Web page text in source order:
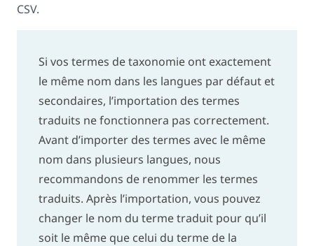
CSV.
Si vos termes de taxonomie ont exactement
le même nom dans les langues par défaut et
secondaires, l’importation des termes
traduits ne fonctionnera pas correctement.
Avant d’importer des termes avec le même
nom dans plusieurs langues, nous
recommandons de renommer les termes
traduits. Après l’importation, vous pouvez
changer le nom du terme traduit pour qu’il
soit le même que celui du terme de la